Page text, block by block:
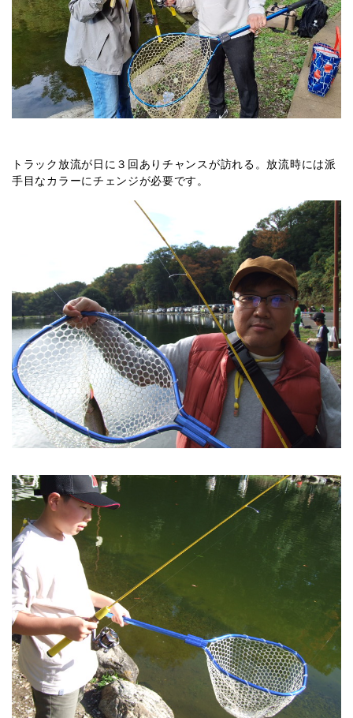
トラック放流が日に３回ありチャンスが訪れる。放流時には派
手目なカラーにチェンジが必要です。